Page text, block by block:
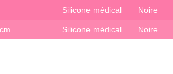
Silicone médical Noire
Silicone médical Noire